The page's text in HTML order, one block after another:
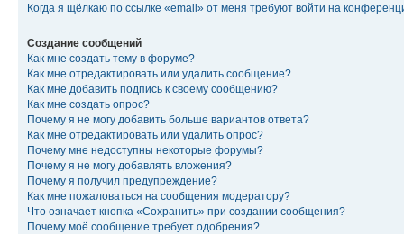
Когда я щёлкаю по ссылке «email» от меня требуют войти на
Создание сообщений
Как мне создать тему в форуме?
Как мне отредактировать или удалить сообщение?
Как мне добавить подпись к своему сообщению?
Как мне создать опрос?
Почему я не могу добавить больше вариантов ответа?
Как мне отредактировать или удалить опрос?
Почему мне недоступны некоторые форумы?
Почему я не могу добавлять вложения?
Почему я получил предупреждение?
Как мне пожаловаться на сообщения модератору?
Что означает кнопка «Сохранить» при создании сообщения?
Почему моё сообщение требует одобрения?